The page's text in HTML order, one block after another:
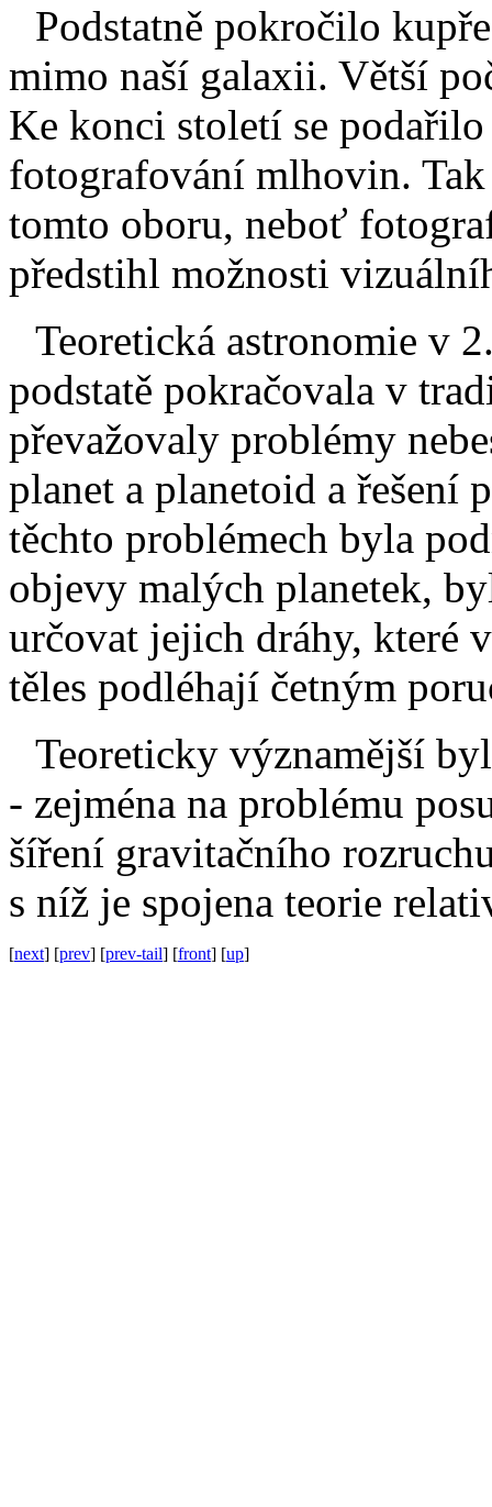
Podstatně pokročilo
mimo naší galaxii. Větší
Ke konci století se
fotografování mlhovin.
tomto oboru, neboť
předstihl možnosti
Teoretická astronomie v
podstatě pokračovala v
převažovaly problémy
planet a planetoid a řešení
těchto problémech byla
objevy malých planetek,
určovat jejich dráhy, které
těles podléhají četným
Teoreticky významější
- zejména na problému
šíření gravitačního
s níž je spojena teorie
[next] [prev] [prev-tail] [front] [up]